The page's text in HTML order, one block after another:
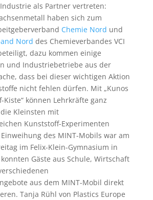
als Partner vertreten:
haben sich zum
Chemie Nord und
Nord des Chemieverbandes VCI
dazu kommen einige
und Industriebetriebe aus der
dass bei dieser wichtigen Aktion
nicht fehlen dürfen. Mit „Kunos
Kiste“ können Lehrkräfte ganz
Kleinsten mit
Kunststoff-Experimenten
des MINT-Mobils war am
im Felix-Klein-Gymnasium in
Gäste aus Schule, Wirtschaft
aus dem MINT-Mobil direkt
Tanja Rühl von Plastics Europe